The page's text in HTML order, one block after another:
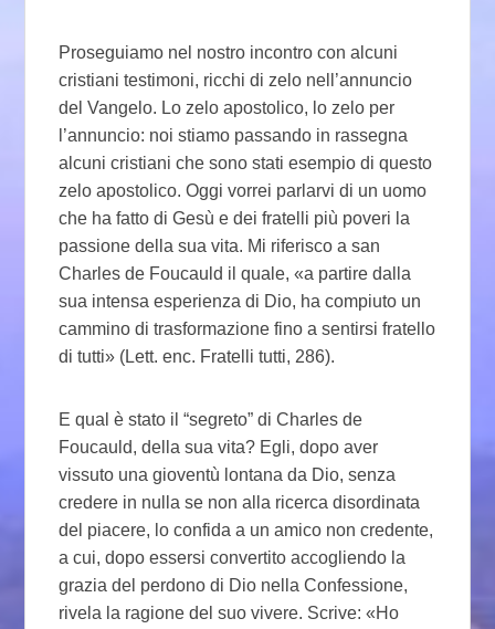
Proseguiamo nel nostro incontro con alcuni
cristiani testimoni, ricchi di zelo nell’annuncio
del Vangelo. Lo zelo apostolico, lo zelo per
l’annuncio: noi stiamo passando in rassegna
alcuni cristiani che sono stati esempio di questo
zelo apostolico. Oggi vorrei parlarvi di un uomo
che ha fatto di Gesù e dei fratelli più poveri la
passione della sua vita. Mi riferisco a san
Charles de Foucauld il quale, «a partire dalla
sua intensa esperienza di Dio, ha compiuto un
cammino di trasformazione fino a sentirsi fratello
di tutti» (Lett. enc. Fratelli tutti, 286).
E qual è stato il “segreto” di Charles de
Foucauld, della sua vita? Egli, dopo aver
vissuto una gioventù lontana da Dio, senza
credere in nulla se non alla ricerca disordinata
del piacere, lo confida a un amico non credente,
a cui, dopo essersi convertito accogliendo la
grazia del perdono di Dio nella Confessione,
rivela la ragione del suo vivere. Scrive: «Ho